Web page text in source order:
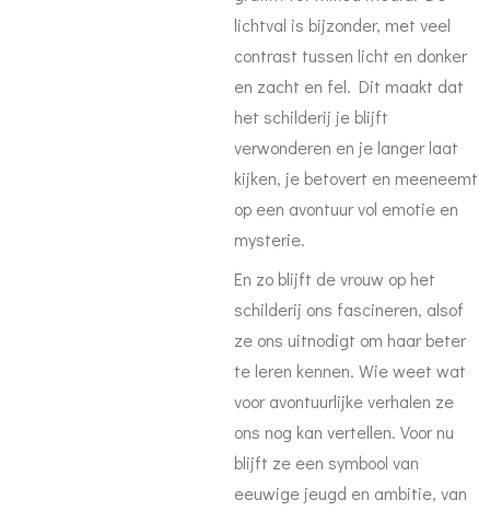
lichtval is bijzonder, met veel
contrast tussen licht en donker
en zacht en fel. Dit maakt dat
het schilderij je blijft
verwonderen en je langer laat
kijken, je betovert en meeneemt
op een avontuur vol emotie en
mysterie.
En zo blijft de vrouw op het
schilderij ons fascineren, alsof
ze ons uitnodigt om haar beter
te leren kennen. Wie weet wat
voor avontuurlijke verhalen ze
ons nog kan vertellen. Voor nu
blijft ze een symbool van
eeuwige jeugd en ambitie, van